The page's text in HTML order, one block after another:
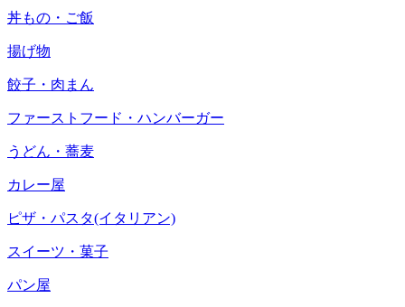
丼もの・ご飯
揚げ物
餃子・肉まん
ファーストフード・ハンバーガー
うどん・蕎麦
カレー屋
ピザ・パスタ(イタリアン)
スイーツ・菓子
パン屋